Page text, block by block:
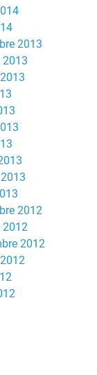
2013
2013
2012
2012
2012